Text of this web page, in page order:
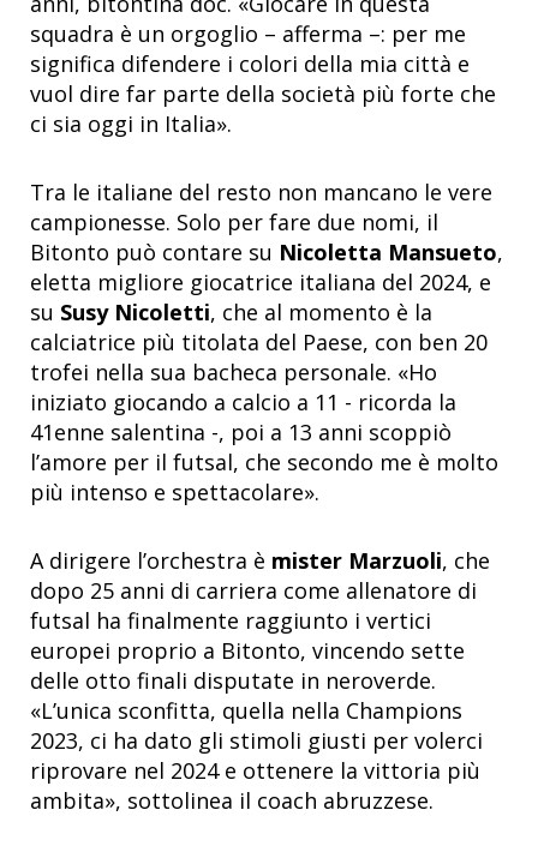
squadra è un orgoglio – afferma –: per me
significa difendere i colori della mia città e
vuol dire far parte della società più forte che
ci sia oggi in Italia».
Tra le italiane del resto non mancano le vere
campionesse. Solo per fare due nomi, il
Bitonto può contare su Nicoletta Mansueto,
eletta migliore giocatrice italiana del 2024, e
su Susy Nicoletti, che al momento è la
calciatrice più titolata del Paese, con ben 20
trofei nella sua bacheca personale. «Ho
iniziato giocando a calcio a 11 - ricorda la
41enne salentina -, poi a 13 anni scoppiò
l’amore per il futsal, che secondo me è molto
più intenso e spettacolare».
A dirigere l’orchestra è mister Marzuoli, che
dopo 25 anni di carriera come allenatore di
futsal ha finalmente raggiunto i vertici
europei proprio a Bitonto, vincendo sette
delle otto finali disputate in neroverde.
«L’unica sconfitta, quella nella Champions
2023, ci ha dato gli stimoli giusti per volerci
riprovare nel 2024 e ottenere la vittoria più
ambita», sottolinea il coach abruzzese.